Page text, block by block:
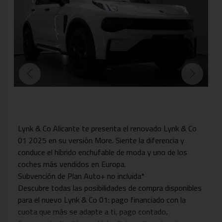
Lynk & Co Alicante te presenta el renovado Lynk & Co
01 2025 en su versión More. Siente la diferencia y
conduce el híbrido enchufable de moda y uno de los
coches más vendidos en Europa.
Subvención de Plan Auto+ no incluida*
Descubre todas las posibilidades de compra disponibles
para el nuevo Lynk & Co 01: pago financiado con la
cuota que más se adapte a ti, pago contado,